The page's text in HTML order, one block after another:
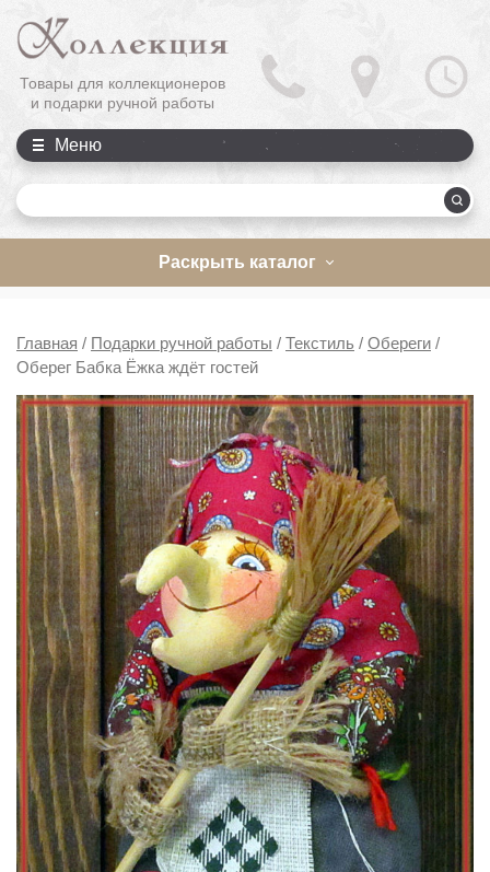
Товары для коллекционеров
и подарки ручной работы
Меню
Раскрыть каталог
Главная / Подарки ручной работы / Текстиль / Обереги /
Оберег Бабка Ёжка ждёт гостей